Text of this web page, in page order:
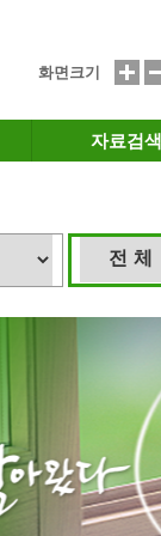
화면크기
자료검색